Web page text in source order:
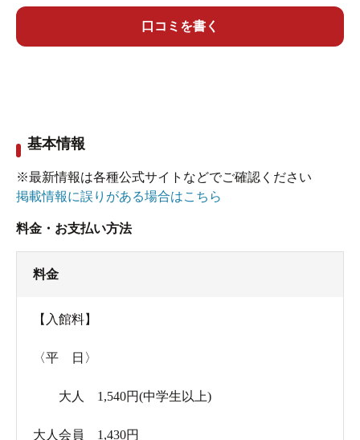
口コミを書く
基本情報
※最新情報は各種公式サイトなどでご確認ください
掲載情報に誤りがある場合はこちら
料金・お支払い方法
料金
【入館料】
〈平 日〉
大人 1,540円(中学生以上)
大人会員 1,430円